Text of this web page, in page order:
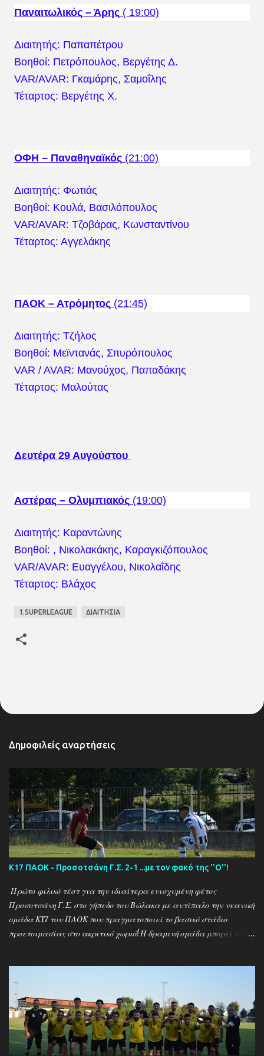
Παναιτωλικός – Άρης ( 19:00)
Διαιτητής: Παπαπέτρου
Βοηθοί: Πετρόπουλος, Βεργέτης Δ.
VAR/AVAR: Γκαμάρης, Σαμοΐλης
Τέταρτος: Βεργέτης Χ.
ΟΦΗ – Παναθηναϊκός (21:00)
Διαιτητής: Φωτιάς
Βοηθοί: Κουλά, Βασιλόπουλος
VAR/AVAR: Τζοβάρας, Κωνσταντίνου
Τέταρτος: Αγγελάκης
ΠΑΟΚ – Ατρόμητος (21:45)
Διαιτητής: Τζήλος
Βοηθοί: Μεϊντανάς, Σπυρόπουλος
VAR / AVAR: Μανούχος, Παπαδάκης
Τέταρτος: Μαλούτας
Δευτέρα 29 Αυγούστου
Αστέρας – Ολυμπιακός (19:00)
Διαιτητής: Καραντώνης
Βοηθοί: , Νικολακάκης, Καραγκιζόπουλος
VAR/AVAR: Ευαγγέλου, Νικολαΐδης
Τέταρτος: Βλάχος
1.SUPERLEAGUE ΔΙΑΙΤΗΣΙΑ
Δημοφιλείς αναρτήσεις
Κ17 ΠΑΟΚ - Προσοτσάνη Γ.Σ. 2-1 ...με τον φακό της ''Ο''!
Πρώτο φιλικό τέστ για την ιδιαίτερα ενισχυμένη φέτος
Προσοτσάνη Γ.Σ. στο γήπεδο του Βώλακα με αντίπαλο την νεανική
ομάδα Κ17 του ΠΑΟΚ που πραγματοποιεί το βασικό στάδιο
προετοιμασίας στο ακριτικό χωριό! Η δραμινή ομάδα μπορεί να
κινήσεις και σίγουρα θέλει τον απαραίτητο χρόνο για να ''δέσει''
ως σύνολο , με τον ''Ψηλό'' Γιάννη Ιωαννίδη να δίνει χρόνο
συμμετοχής σε όλους τους διαθέσιμους ποδοσφαιριστές.. Ο ΠΑΟΚ
προηγήθηκε με τον Ζέκα ωστόσο ο Μουρατίδης στο 30΄έφερε το
ματς στα ίσα για την δραμινή ομάδα (1-1) το οποίο και ήταν σκορ